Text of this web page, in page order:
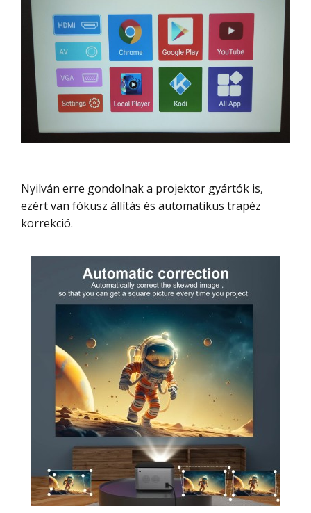
Nyilván erre gondolnak a projektor gyártók is,
ezért van fókusz állítás és automatikus trapéz
korrekció.